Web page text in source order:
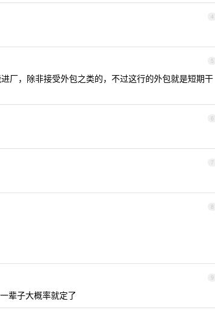
4
5
厂，除非接受外包之类的，不过这行的外包就是短期干
6
7
8
9
辈子大概率就定了